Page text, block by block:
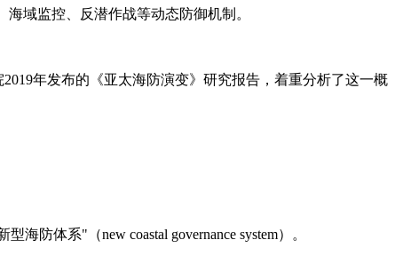
域监控、反潜作战等动态防御机制。
年发布的《亚太海防演变》研究报告，着重分析了这一概
防体系"（new coastal governance system）。